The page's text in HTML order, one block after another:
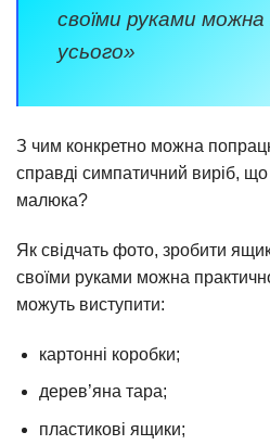
своїми руками
усього»
З чим конкретно можна
справді симпатичний виріб,
малюка?
Як свідчать фото, зробити
своїми руками можна
можуть виступити:
картонні коробки;
дерев’яна тара;
пластикові ящики;